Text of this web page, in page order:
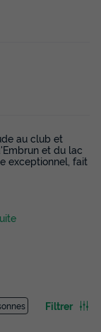
au club et
et du lac
exceptionnel, fait
Filtrer